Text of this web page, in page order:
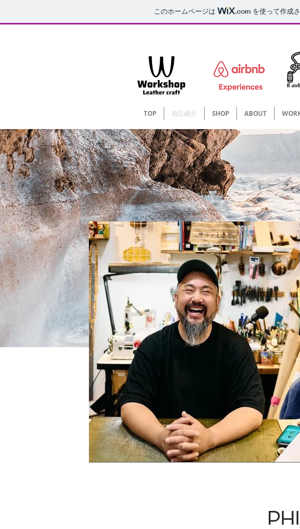
このホームページは .com を使って作成
TOP 自己紹介 SHOP ABOUT